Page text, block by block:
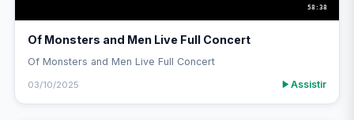
58:38
Of Monsters and Men Live Full Concert
Of Monsters and Men Live Full Concert
03/10/2025 Assistir